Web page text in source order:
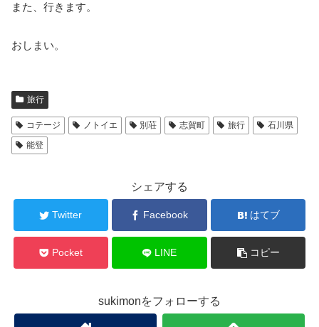
また、行きます。
おしまい。
旅行
コテージ ノトイエ 別荘 志賀町 旅行
石川県
能登
シェアする
Twitter Facebook はてブ
Pocket LINE コピー
sukimonをフォローする